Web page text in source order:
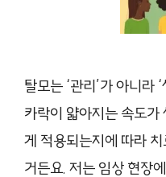
탈모는 ‘관리’가 아니라
카락이 얇아지는 속도가
게 적용되는지에 따라
거든요. 저는 임상 현장